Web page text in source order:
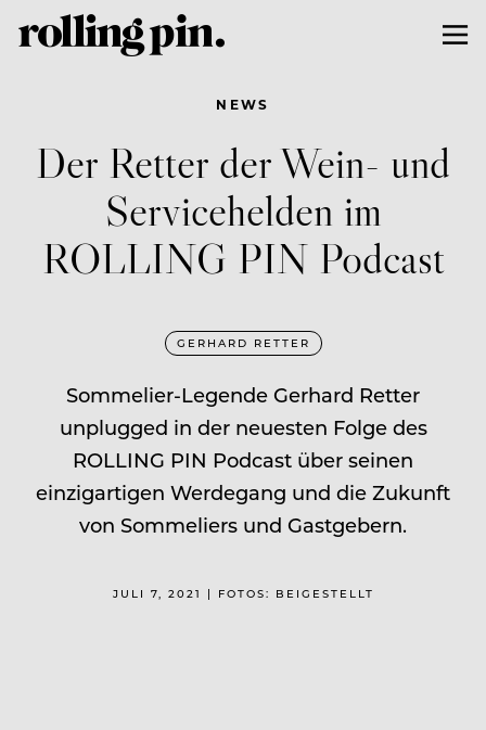
NEWS
Der Retter der Wein- und
Servicehelden im
ROLLING PIN Podcast
GERHARD RETTER
Sommelier-Legende Gerhard Retter
unplugged in der neuesten Folge des
ROLLING PIN Podcast über seinen
einzigartigen Werdegang und die Zukunft
von Sommeliers und Gastgebern.
JULI 7, 2021 | FOTOS: BEIGESTELLT